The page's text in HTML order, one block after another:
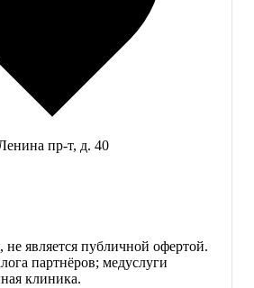
пр-т, д. 40
не является публичной офертой.
партнёров; медуслуги
клиника.